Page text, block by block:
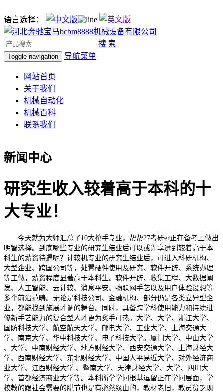
语言选择：
搜 索
Toggle navigation 导航菜单
网站首页
关于我们
机械自动化
机械百科
联系我们
新闻中心
研究生收入较着高于本科的十
大专业！
今天就为大师汇总了10大抢手专业，帮帮27考研er正在备考上做出
明智选择。到底哪些专业的研究生结业后可以或许享遭到较着高于本
科生的薪资待遇呢？计较机专业的研究生结业后，可进入科研机构、
大型企业、跨国公司等，处置硬件使用及研究、软件开辟、系统办理
等工做，薪资程度显著高于本科生。软件开辟、收集工程、大数据阐
发、人工智能、云计较、消息平安、物联网手艺以及用户体验设想等
多个前沿范畴。无论是科技公司、金融机构、部分仍是各类立异型企
业，都能找到施展才调的舞台。同时，具备跨学科使用能力和持续进
修新手艺能力的复合型人才更为炙手可热。大学、大学、浙江大学、
国防科技大学、航空航天大学、邮电大学、工业大学、上海交通大
学、南京大学、华中科技大学、电子科技大学。厦门大学、中山大学
、大学、中南财经大学、地方财经大学、西安交通大学、上海财经大
学、西南财经大学、东北财经大学、中国人平易近大学、对外经济商
业大学、江西财经大学 、暨南大学、天津财经大学、大学、四川大
学、首都经济商业大学等。本科所学学问根基逗留正在学问层面，学
校教的跟社会需要的脱节也是有必然缘由的，教材老旧，教员贫乏现